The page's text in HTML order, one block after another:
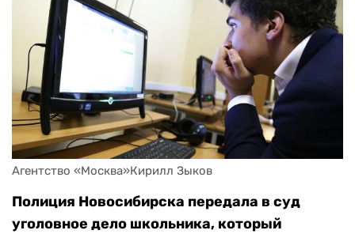
Агентство «Москва»Кирилл Зыков
Полиция Новосибирска передала в суд
уголовное дело школьника, который